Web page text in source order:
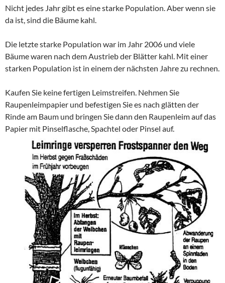
Nicht jedes Jahr gibt es eine starke Population. Aber wenn sie
da ist, sind die Bäume kahl.
Die letzte starke Population war im Jahr 2006 und viele
Bäume waren nach dem Austrieb der Blätter kahl. Mit einer
starken Population ist in einem der nächsten Jahre zu rechnen.
Kaufen Sie keine fertigen Leimstreifen. Nehmen Sie
Raupenleimpapier und befestigen Sie es nach glätten der
Rinde am Baum und bringen Sie dann den Raupenleim auf das
Papier mit Pinselflasche, Spachtel oder Pinsel auf.